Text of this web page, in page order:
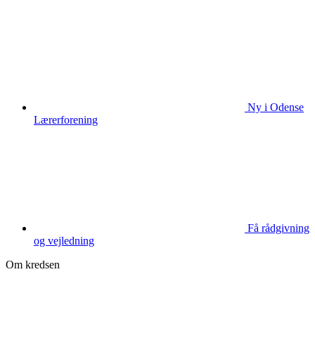
Ny i Odense
Lærerforening
Få rådgivning
og vejledning
Om kredsen